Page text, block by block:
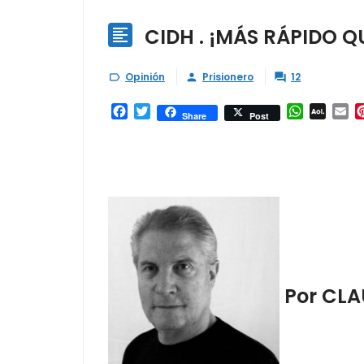
 CIDH . ¡MÁS RÁPIDO
 Opinión  Prisionero  12
Facebook
TwitterShare Post
AOL
Por